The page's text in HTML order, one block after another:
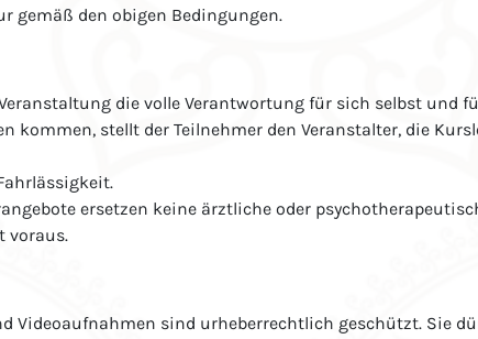
gemäß den obigen Bedingungen.
die volle Verantwortung für sich selbst und
kommen, stellt der Teilnehmer den Veranstalter, die
ersetzen keine ärztliche oder
voraus.
Videoaufnahmen sind urheberrechtlich geschützt. Sie